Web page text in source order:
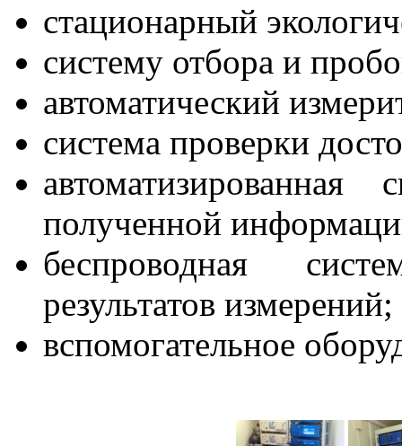
стационарный
систему отбора и
автоматический
система проверки
полученной
беспроводная
результатов измерений;
вспомогательное